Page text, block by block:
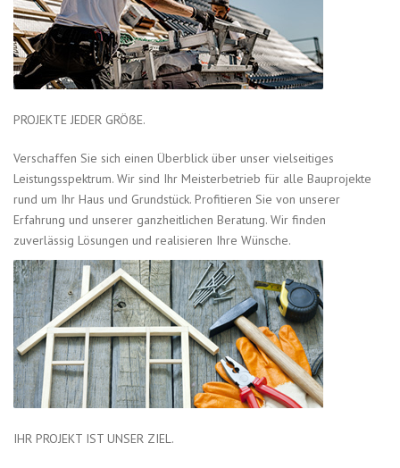
PROJEKTE JEDER GRÖẞE.
Verschaffen Sie sich einen Überblick über unser vielseitiges
Leistungsspektrum. Wir sind Ihr Meisterbetrieb für alle Bauprojekte
rund um Ihr Haus und Grundstück. Profitieren Sie von unserer
Erfahrung und unserer ganzheitlichen Beratung. Wir finden
zuverlässig Lösungen und realisieren Ihre Wünsche.
IHR PROJEKT IST UNSER ZIEL.